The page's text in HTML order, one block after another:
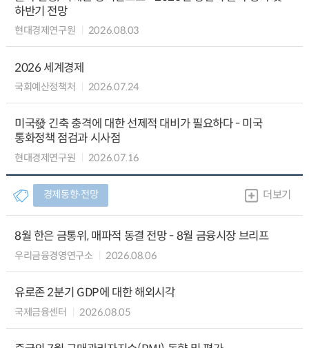
하반기 전망
현대경제연구원 2026.08.03
2026 세계경제
국회예산정책처 2026.07.24
미국發 긴축 충격에 대한 선제적 대비가 필요하다 - 미국
통화정책 점검과 시사점
현대경제연구원 2026.07.16
경제동향∙전망 더보기
8월 한은 금통위, 매파적 동결 전망 - 8월 금융시장 브리프
우리금융경영연구소 2026.08.06
유로존 2분기 GDP에 대한 해외시각
국제금융센터 2026.08.05